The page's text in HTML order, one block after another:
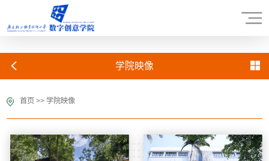
学院映像
首页 >>学院映像